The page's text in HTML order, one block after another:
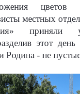
цветов
местных
приняли
этот
Родина - не